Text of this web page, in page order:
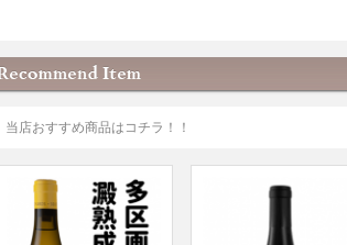
当店おすすめ商品はコチラ！！